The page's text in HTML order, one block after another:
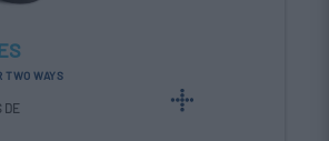
TWO WAYS
DE